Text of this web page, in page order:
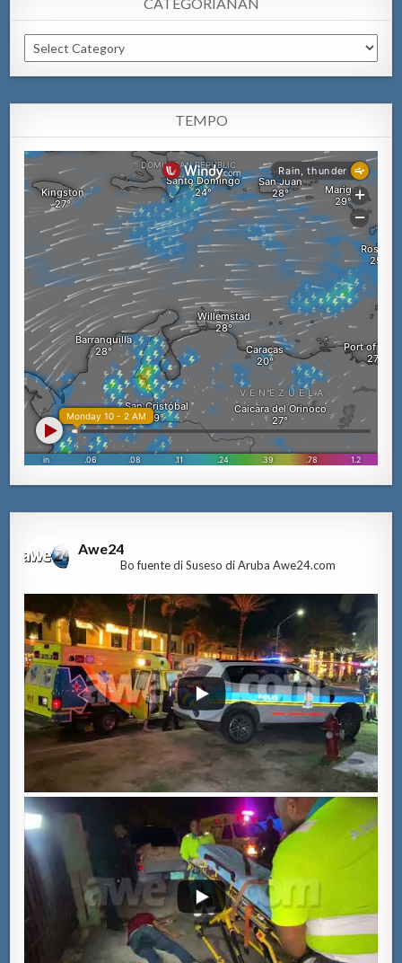
Categorianan
TEMPO
Awe24
Bo fuente di Suseso di Aruba Awe24.com